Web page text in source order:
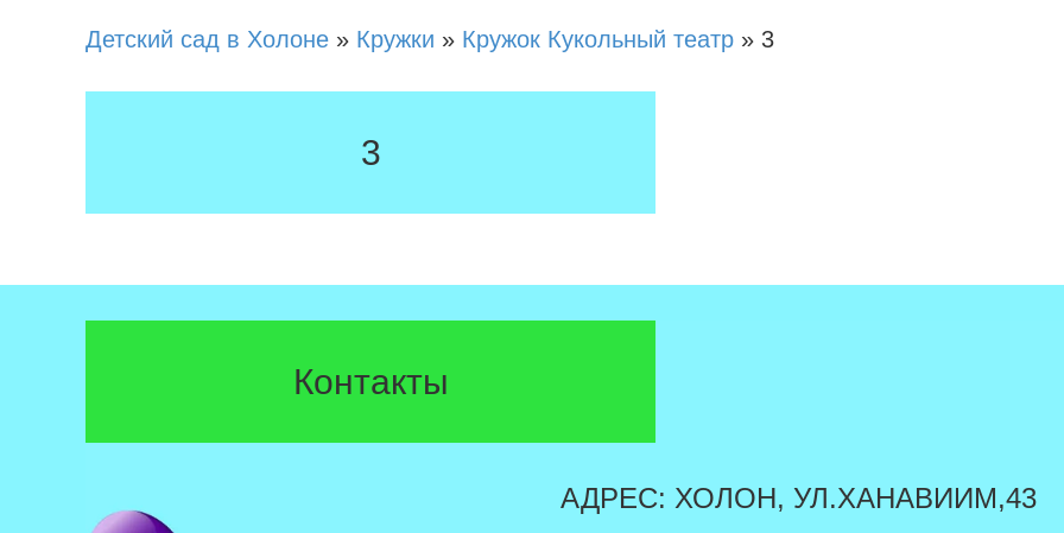
Детский сад в Холоне » Кружки » Кружок Кукольный театр » 3
3
Контакты
АДРЕС: ХОЛОН, УЛ.ХАНАВИИМ,43